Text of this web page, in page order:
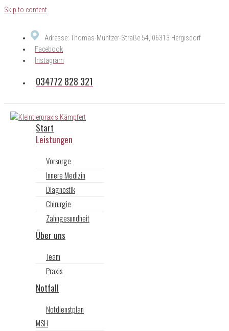
Skip to content
Adresse: Thomas-Müntzer-Straße 54, 06313 Hergisdorf
Facebook
Instagram
034772 828 321
Start
Leistungen
Vorsorge
Innere Medizin
Diagnostik
Chirurgie
Zahngesundheit
Über uns
Team
Praxis
Notfall
Notdienstplan
MSH